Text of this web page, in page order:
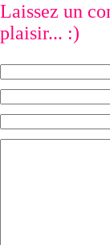
Laissez un
plaisir... :)